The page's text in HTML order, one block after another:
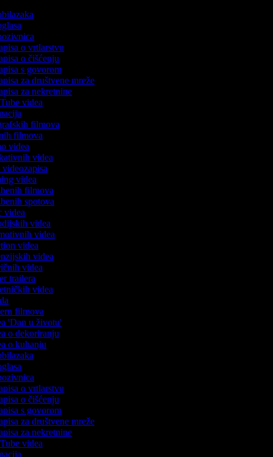
o vrtlarstvu
o čišćenju
s govorom
za društvene mreže
za nekretnine
videa
filmova
filmova
videa
videa
videozapisa
videa
filmova
spotova
videa
videa
videa
videa
videa
videa
trailera
videa
filmova
'Dan u životu'
o dekoriranju
o kuhanju
o vrtlarstvu
o čišćenju
s govorom
za društvene mreže
za nekretnine
videa